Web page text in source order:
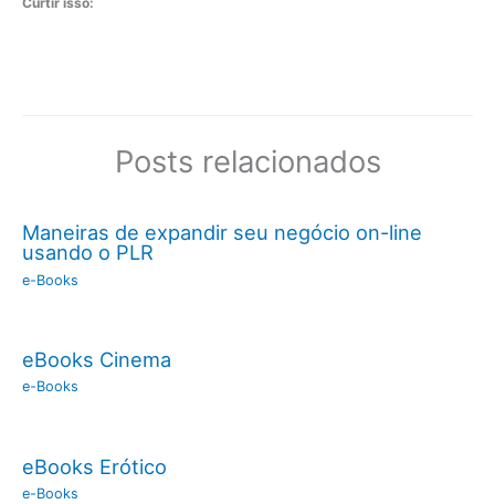
Posts relacionados
Maneiras de expandir seu negócio on-line
usando o PLR
e-Books
eBooks Cinema
e-Books
eBooks Erótico
e-Books